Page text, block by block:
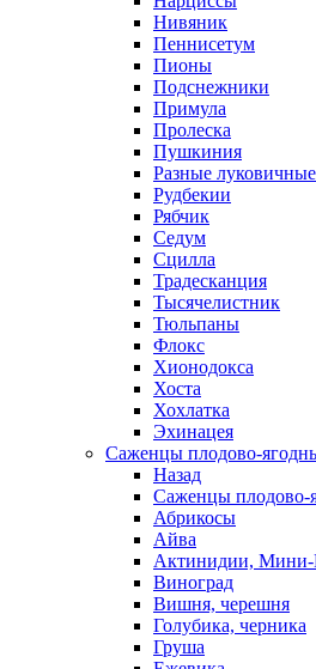
Нивяник
Пеннисетум
Пионы
Подснежники
Примула
Пролеска
Пушкиния
Разные
Рудбекии
Рябчик
Седум
Сцилла
Традесканция
Тысячелистник
Тюльпаны
Флокс
Хионодокса
Хоста
Хохлатка
Эхинацея
Саженцы плодово-
Назад
Саженцы плодово-
Абрикосы
Айва
Актинидии,
Виноград
Вишня, черешня
Голубика, черника
Груша